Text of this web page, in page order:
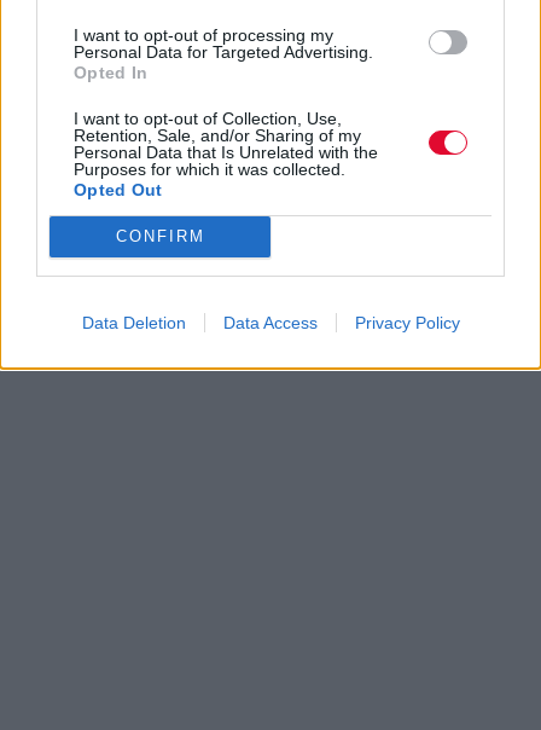
I want to opt-out of processing my
Personal Data for Targeted Advertising.
Opted In
I want to opt-out of Collection, Use,
Retention, Sale, and/or Sharing of my
Personal Data that Is Unrelated with the
Purposes for which it was collected.
Opted Out
CONFIRM
Data Deletion Data Access Privacy Policy